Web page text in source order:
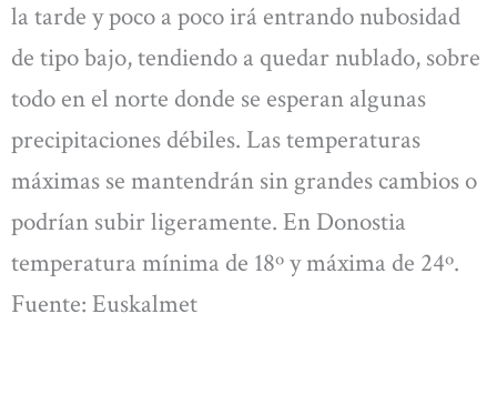
la tarde y poco a poco irá entrando nubosidad
de tipo bajo, tendiendo a quedar nublado, sobre
todo en el norte donde se esperan algunas
precipitaciones débiles. Las temperaturas
máximas se mantendrán sin grandes cambios o
podrían subir ligeramente. En Donostia
temperatura mínima de 18º y máxima de 24º.
Fuente: Euskalmet